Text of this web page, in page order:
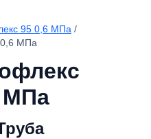
95 0,6 МПа /
0,6 МПа
МПа